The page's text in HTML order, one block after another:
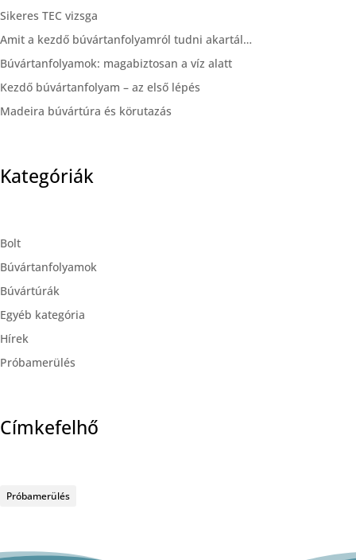
Sikeres TEC vizsga
Amit a kezdő búvártanfolyamról tudni akartál…
Búvártanfolyamok: magabiztosan a víz alatt
Kezdő búvártanfolyam – az első lépés
Madeira búvártúra és körutazás
Kategóriák
Bolt
Búvártanfolyamok
Búvártúrák
Egyéb kategória
Hírek
Próbamerülés
Címkefelhő
Próbamerülés